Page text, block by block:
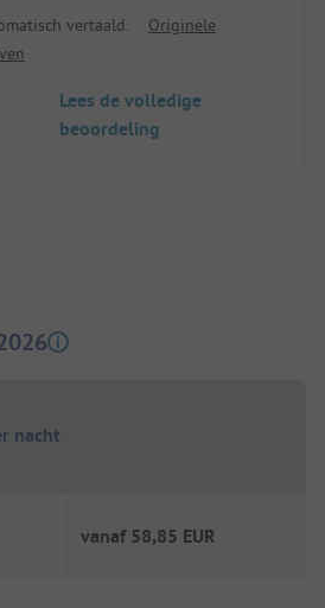
zijn groot genoeg.
naar het Thunermeer of
vertaald.
Originele
Lees de volledige
beoordeling
nacht
vanaf 58,85 EUR